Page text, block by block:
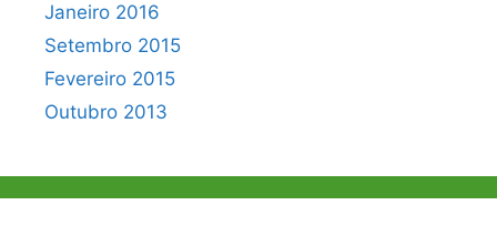
Janeiro 2016
Setembro 2015
Fevereiro 2015
Outubro 2013